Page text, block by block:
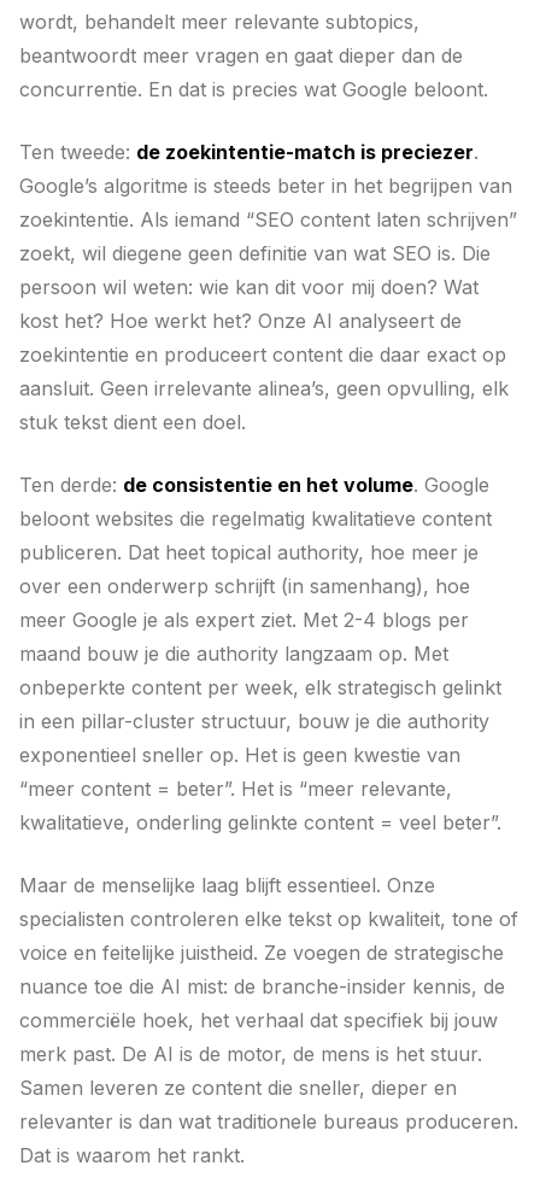
wordt, behandelt meer relevante subtopics,
beantwoordt meer vragen en gaat dieper dan de
concurrentie. En dat is precies wat Google beloont.
Ten tweede: de zoekintentie-match is preciezer.
Google’s algoritme is steeds beter in het begrijpen van
zoekintentie. Als iemand “SEO content laten schrijven”
zoekt, wil diegene geen definitie van wat SEO is. Die
persoon wil weten: wie kan dit voor mij doen? Wat
kost het? Hoe werkt het? Onze AI analyseert de
zoekintentie en produceert content die daar exact op
aansluit. Geen irrelevante alinea’s, geen opvulling, elk
stuk tekst dient een doel.
Ten derde: de consistentie en het volume. Google
beloont websites die regelmatig kwalitatieve content
publiceren. Dat heet topical authority, hoe meer je
over een onderwerp schrijft (in samenhang), hoe
meer Google je als expert ziet. Met 2-4 blogs per
maand bouw je die authority langzaam op. Met
onbeperkte content per week, elk strategisch gelinkt
in een pillar-cluster structuur, bouw je die authority
exponentieel sneller op. Het is geen kwestie van
“meer content = beter”. Het is “meer relevante,
kwalitatieve, onderling gelinkte content = veel beter”.
Maar de menselijke laag blijft essentieel. Onze
specialisten controleren elke tekst op kwaliteit, tone of
voice en feitelijke juistheid. Ze voegen de strategische
nuance toe die AI mist: de branche-insider kennis, de
commerciële hoek, het verhaal dat specifiek bij jouw
merk past. De AI is de motor, de mens is het stuur.
Samen leveren ze content die sneller, dieper en
relevanter is dan wat traditionele bureaus produceren.
Dat is waarom het rankt.